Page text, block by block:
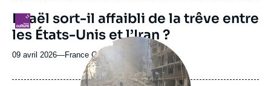
ou
émission
Logo
Israël sort-il affaibli de la trêve entre
les États-Unis et l’Iran ?
09 avril 2026—Nom
journal,
France Culture
Image
principale
médiatique